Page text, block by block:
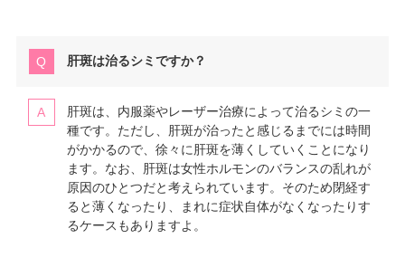
肝斑は治るシミですか？
肝斑は、内服薬やレーザー治療によって治るシミの一
種です。ただし、肝斑が治ったと感じるまでには時間
がかかるので、徐々に肝斑を薄くしていくことになり
ます。なお、肝斑は女性ホルモンのバランスの乱れが
原因のひとつだと考えられています。そのため閉経す
ると薄くなったり、まれに症状自体がなくなったりす
るケースもありますよ。